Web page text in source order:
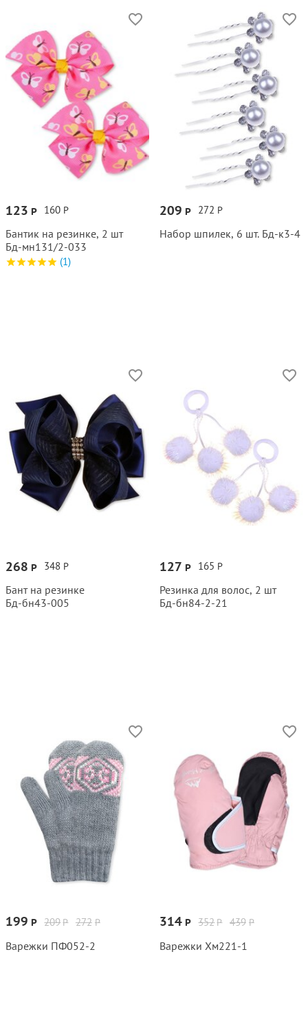
160 Р
123 Р
Бантик на резинке, 2 шт
Бд‑мн131/2‑033
(1)
272 Р
209 Р
Набор шпилек, 6 шт. Бд‑к3‑4
348 Р
268 Р
Бант на резинке
Бд‑бн43‑005
165 Р
127 Р
Резинка для волос, 2 шт
Бд‑бн84‑2‑21
272 Р
209Р
199 Р
Варежки ПФ052‑2
439 Р
352Р
314 Р
Варежки Хм221‑1